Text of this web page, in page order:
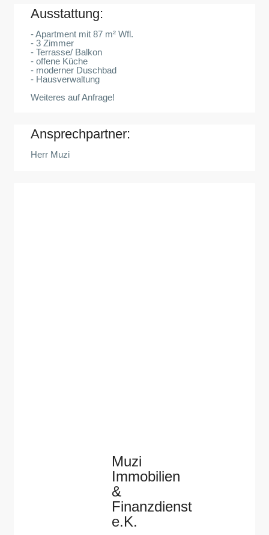
Ausstattung:
- Apartment mit 87 m² Wfl.
- 3 Zimmer
- Terrasse/ Balkon
- offene Küche
- moderner Duschbad
- Hausverwaltung
Weiteres auf Anfrage!
Ansprechpartner:
Herr Muzi
Muzi
Immobilien
&
Finanzdienst
e.K.